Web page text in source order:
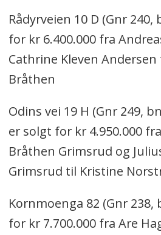
Rådyrveien 10 D (Gnr 240,
for kr 6.400.000 fra
Cathrine Kleven
Bråthen
Odins vei 19 H (Gnr 249,
er solgt for kr 4.950.000
Bråthen Grimsrud og
Grimsrud til Kristine
Kornmoenga 82 (Gnr 238,
for kr 7.700.000 fra Are